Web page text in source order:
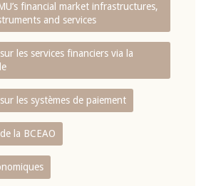
financial market infrastructures,
and services
les services financiers via la
les systèmes de paiement
la BCEAO